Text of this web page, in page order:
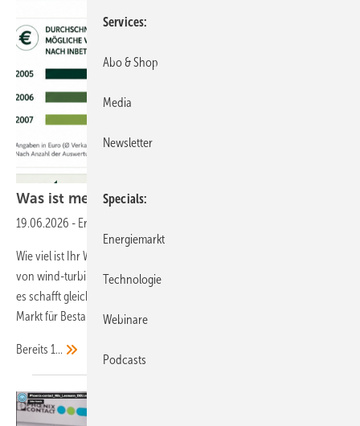
Was ist mein Windpark
19.06.2026 - Erneuerbare Energien bei Google bevorzugen
Wie viel ist Ihr Windpark heute wert? Das neue Wertermittlungs-Tool
von wind-turbine.com liefert nicht nur belastbare Wertindikationen –
es schafft gleichzeitig einen einzigartigen Einblick in den deutschen
Markt für Bestandsanlagen und Windparks.
Bereits 1...
Services
Abo & Shop
Media
Newsletter
Specials
Energiemarkt
Technologie
Webinare
Podcasts